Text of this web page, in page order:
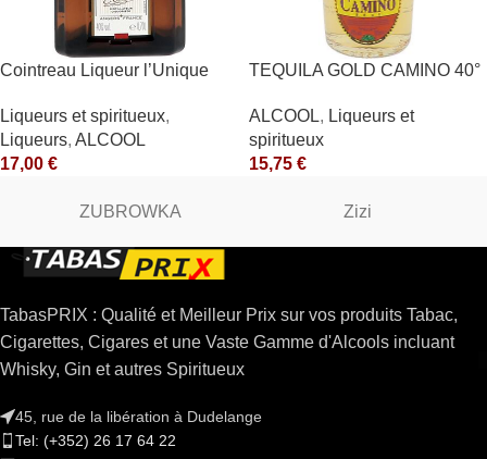
Cointreau Liqueur l’Unique
Liqueurs et spiritueux,
Liqueurs, ALCOOL
17,00 €
TEQUILA GOLD CAMINO 40°
ALCOOL, Liqueurs et
spiritueux
15,75 €
ZUBROWKA Zizi
TabasPRIX : Qualité et Meilleur Prix sur vos produits Tabac,
Cigarettes, Cigares et une Vaste Gamme d'Alcools incluant
Whisky, Gin et autres Spiritueux
45, rue de la libération à Dudelange
Tel: (+352) 26 17 64 22